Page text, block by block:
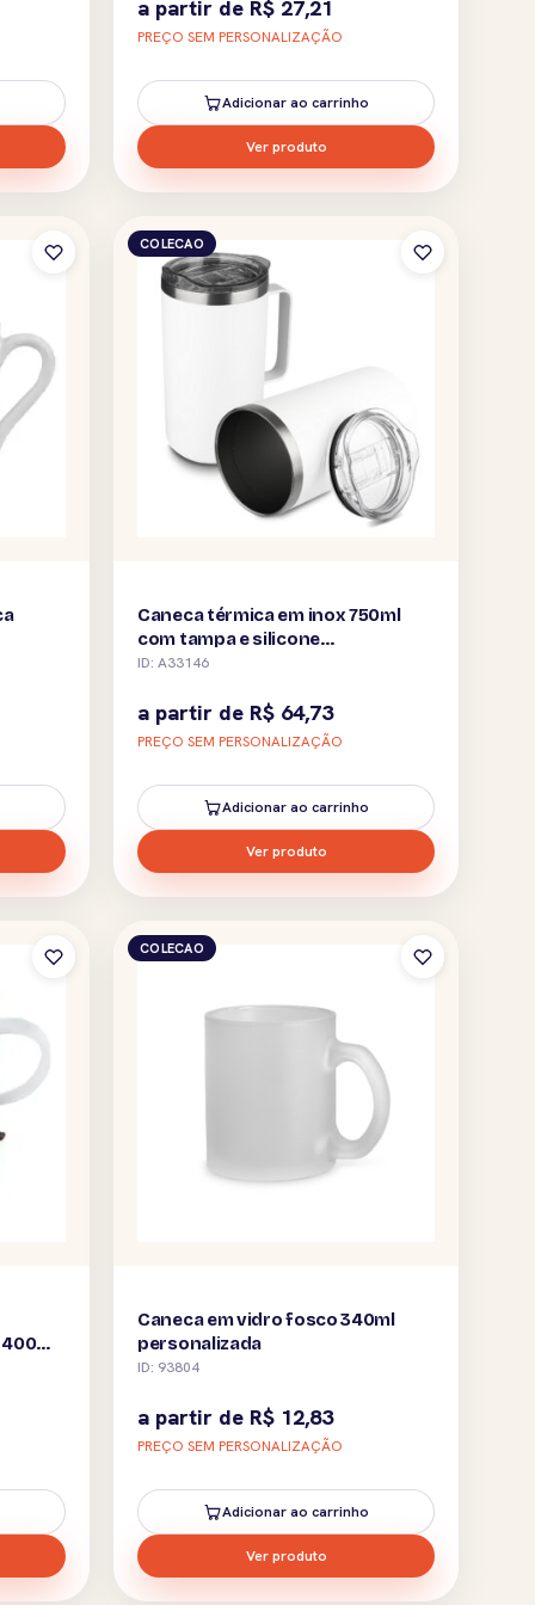
a partir de R$ 27,21
PREÇO SEM PERSONALIZAÇÃO
Adicionar ao carrinho
Ver produto
COLECAO
Caneca térmica em inox 750ml
com tampa e silicone
personalizada
ID: A33146
a partir de R$ 64,73
PREÇO SEM PERSONALIZAÇÃO
Adicionar ao carrinho
Ver produto
COLECAO
Caneca em vidro fosco 340ml
personalizada
ID: 93804
a partir de R$ 12,83
PREÇO SEM PERSONALIZAÇÃO
Adicionar ao carrinho
Ver produto